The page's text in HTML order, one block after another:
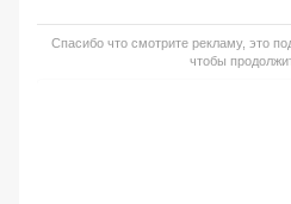
Спасибо что смотрите рекламу, это
чтобы